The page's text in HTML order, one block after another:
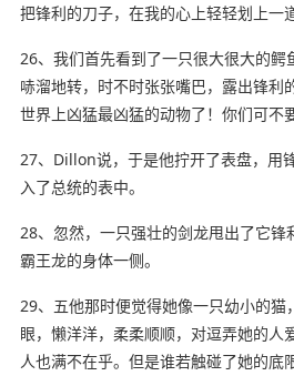
把锋利的刀子，在我的心上轻轻划上一
26、我们首先看到了一只很大很大的鳄
哧溜地转，时不时张张嘴巴，露出锋利
世界上凶猛最凶猛的动物了！你们可不
27、Dillon说，于是他拧开了表盘，用
入了总统的表中。
28、忽然，一只强壮的剑龙甩出了它锋
霸王龙的身体一侧。
29、五他那时便觉得她像一只幼小的猫
眼，懒洋洋，柔柔顺顺，对逗弄她的人
人也满不在乎。但是谁若触碰了她的底